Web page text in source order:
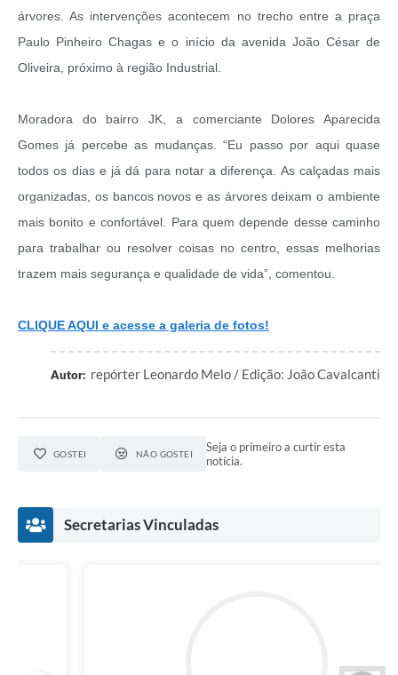
árvores. As intervenções acontecem no trecho entre a praça
Paulo Pinheiro Chagas e o início da avenida João César de
Oliveira, próximo à região Industrial.
Moradora do bairro JK, a comerciante Dolores Aparecida
Gomes já percebe as mudanças. “Eu passo por aqui quase
todos os dias e já dá para notar a diferença. As calçadas mais
organizadas, os bancos novos e as árvores deixam o ambiente
mais bonito e confortável. Para quem depende desse caminho
para trabalhar ou resolver coisas no centro, essas melhorias
trazem mais segurança e qualidade de vida”, comentou.
CLIQUE AQUI e acesse a galeria de fotos!
Autor: repórter Leonardo Melo / Edição: João Cavalcanti
GOSTEI NÃO GOSTEI
Seja o primeiro a curtir esta
notícia.
Secretarias Vinculadas